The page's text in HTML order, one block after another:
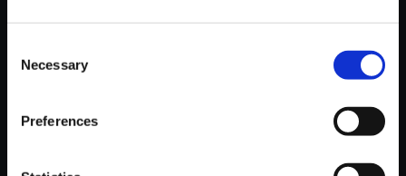
Selection
Necessary
Preferences